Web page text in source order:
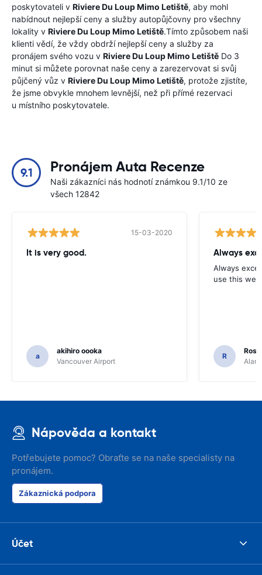
poskytovateli v Riviere Du Loup Mimo Letiště, aby mohl
nabídnout nejlepší ceny a služby autopůjčovny pro všechny
lokality v Riviere Du Loup Mimo Letiště.Tímto způsobem naši
klienti vědí, že vždy obdrží nejlepší ceny a služby za
pronájem svého vozu v Riviere Du Loup Mimo Letiště Do 3
minut si můžete porovnat naše ceny a zarezervovat si svůj
půjčený vůz v Riviere Du Loup Mimo Letiště, protože zjistíte,
že jsme obvykle mnohem levnější, než při přímé rezervaci
u místního poskytovatele.
9.1 Pronájem Auta Recenze
Naši zákazníci nás hodnotí známkou 9.1/10 ze
všech 12842
15-03-2020
It is very good.
a
akihiro oooka
Vancouver Airport
Always
Always
use this
R
Nápověda a kontakt
Potřebujete pomoc? Obraťte se na naše specialisty na
pronájem.
Zákaznická podpora
Účet